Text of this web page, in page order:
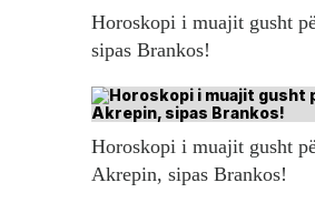
Horoskopi i muajit gusht
sipas Brankos!
Horoskopi i muajit gusht
Akrepin, sipas Brankos!